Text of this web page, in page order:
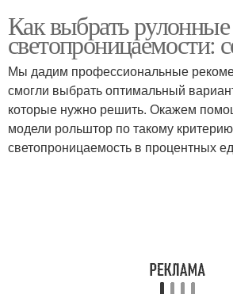
Как выбрать
светопроницаемости:
Мы дадим профессиональные
смогли выбрать оптимальный
которые нужно решить. Окажем
модели рольштор по такому
светопроницаемость в процентных